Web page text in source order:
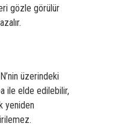
gözle görülür
üzerindeki
ile elde edilebilir,
yeniden